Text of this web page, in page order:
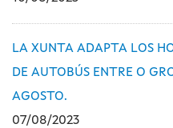
LA XUNTA ADAPTA LOS
DE AUTOBÚS ENTRE O
AGOSTO.
07/08/2023